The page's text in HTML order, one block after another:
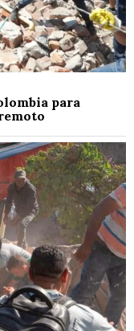
para